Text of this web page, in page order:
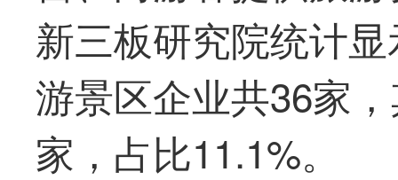
新三板研究院统计
游景区企业共36家
家，占比11.1%。